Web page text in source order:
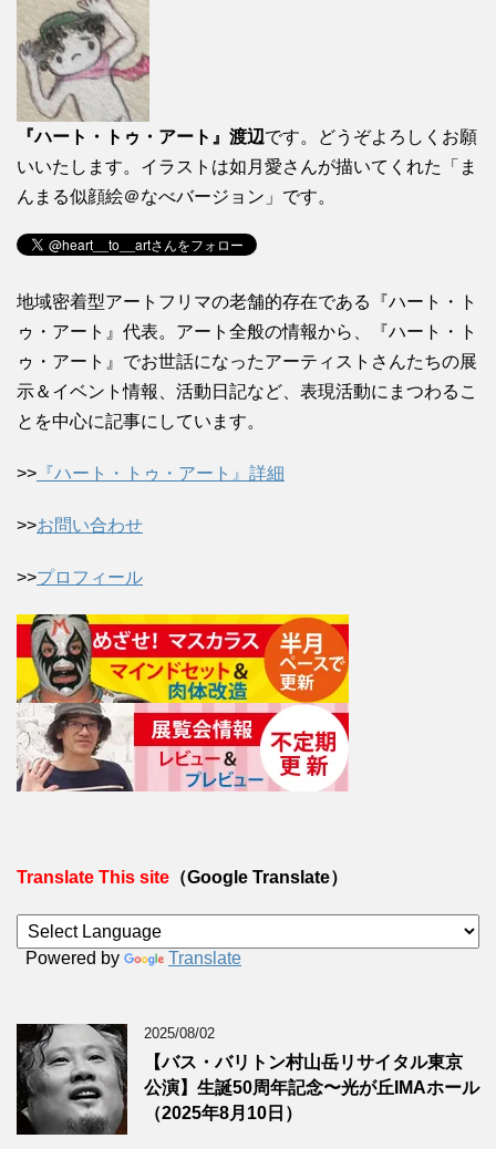
『ハート・トゥ・アート』渡辺です。どうぞよろしくお願
いいたします。イラストは如月愛さんが描いてくれた「ま
んまる似顔絵＠なべバージョン」です。
地域密着型アートフリマの老舗的存在である『ハート・ト
ゥ・アート』代表。アート全般の情報から、『ハート・ト
ゥ・アート』でお世話になったアーティストさんたちの展
示＆イベント情報、活動日記など、表現活動にまつわるこ
とを中心に記事にしています。
>> 『ハート・トゥ・アート』詳細
>>お問い合わせ
>>プロフィール
Translate This site （Google Translate）
Powered by Translate
2025/08/02
【バス・バリトン村山岳リサイタル東京
公演】生誕50周年記念〜光が丘IMAホール
（2025年8月10日）